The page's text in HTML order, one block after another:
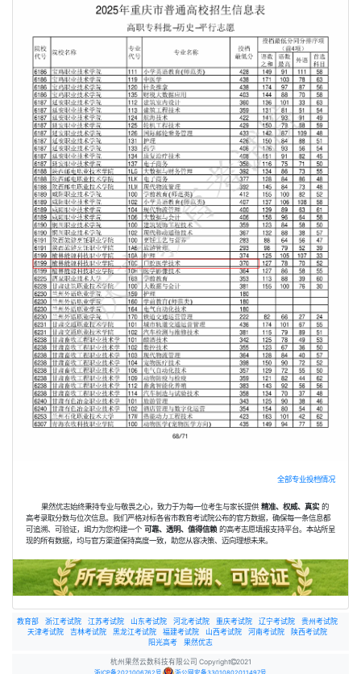
全部专业投档情况
果然优志始终秉持专业与敬畏之心，致力于为每一位考生与家长提供 精准、权威、真实的
高考录取分数与位次信息。我们严格对标各省市教育考试院公布的官方数据，确保每一条信息都
可追溯、可验证，竭力为您构建一个 可靠、透明、值得信赖 的高考志愿填报支持平台。本站所呈
现的所有数据，均与官方渠道保持高度一致，助您从容决策、迈向理想未来。
教育部 浙江考试院 江苏考试院 山东考试院 河北考试院 重庆考试院 辽宁考试院
贵州考试院
天津考试院
吉林考试院 黑龙江考试院 福建考试院 山西考试院 河南考试院
陕西考试院
阳光高考
果然优志
杭州果然云数科技有限公司 Copyright 2021